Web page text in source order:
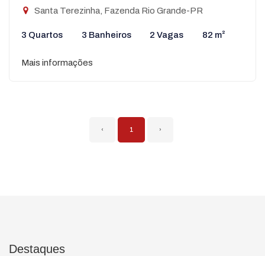
Santa Terezinha, Fazenda Rio Grande-PR
3 Quartos 3 Banheiros 2 Vagas 82 m²
Mais informações
‹ 1 ›
Destaques